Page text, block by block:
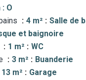
O
4 m²
Salle de
et baignoire
1 m²
WC
3 m²
Buanderie
13 m²
Garage